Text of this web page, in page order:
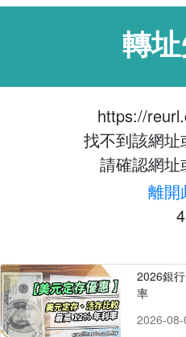
轉
https://
找不到該網址
請確認網
離開
4
2026銀
率
2026-